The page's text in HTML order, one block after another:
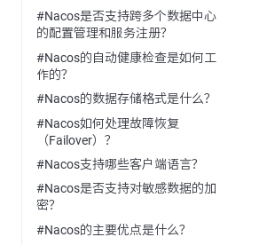
#Nacos是否支持跨多个数据中心
的配置管理和服务注册？
#Nacos的自动健康检查是如何工
作的？
#Nacos的数据存储格式是什么？
#Nacos如何处理故障恢复
（Failover）？
#Nacos支持哪些客户端语言？
#Nacos是否支持对敏感数据的加
密？
#Nacos的主要优点是什么？